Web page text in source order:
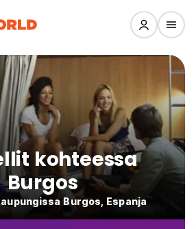
kohteessa
Burgos
Burgos, Espanja